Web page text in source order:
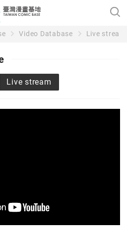
Video Database Live stream
Live stream